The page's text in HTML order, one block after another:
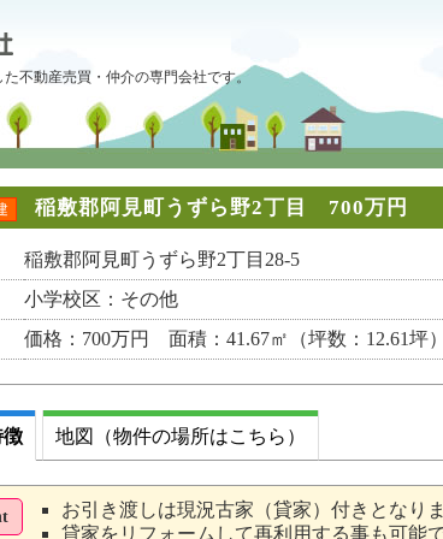
不動産売買・仲介の専門会社です。
稲敷郡阿見町うずら野2丁目 700万円
稲敷郡阿見町うずら野2丁目28-5
小学校区：その他
価格：700万円 面積：41.67㎡（坪数：12.61坪
徴 地図（物件の場所はこちら）
お引き渡しは現況古家（貸家）付きとなり
貸家をリフォームして再利用する事も可能